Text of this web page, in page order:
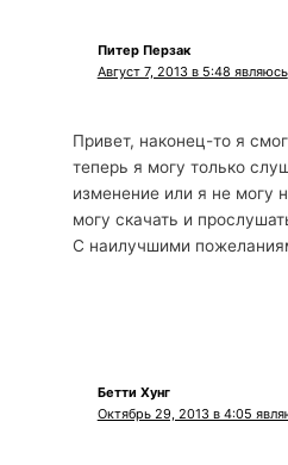
Питер Перзак
Август 7, 2013 в 5:48 являюсь
Привет, наконец-то я
теперь я могу только
изменение или я не могу
могу скачать и
С наилучшими
Бетти Хунг
Октябрь 29, 2013 в 4:05